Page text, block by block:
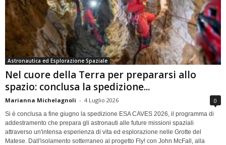
Astronautica ed Esplorazione Spaziale
Nel cuore della Terra per prepararsi allo
spazio: conclusa la spedizione...
Marianna Michelagnoli - 4 Luglio 2026 0
Si è conclusa a fine giugno la spedizione ESA CAVES 2026, il programma di
addestramento che prepara gli astronauti alle future missioni spaziali
attraverso un'intensa esperienza di vita ed esplorazione nelle Grotte del
Matese. Dall'isolamento sotterraneo al progetto Fly! con John McFall, alla